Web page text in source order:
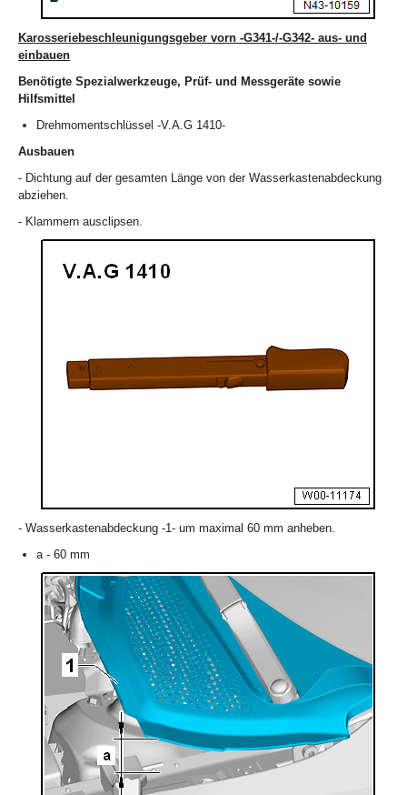
Karosseriebeschleunigungsgeber vorn -G341-/-G342- aus- und
einbauen
Benötigte Spezialwerkzeuge, Prüf- und Messgeräte sowie
Hilfsmittel
Drehmomentschlüssel -V.A.G 1410-
Ausbauen
- Dichtung auf der gesamten Länge von der Wasserkastenabdeckung
abziehen.
- Klammern ausclipsen.
- Wasserkastenabdeckung -1- um maximal 60 mm anheben.
a - 60 mm